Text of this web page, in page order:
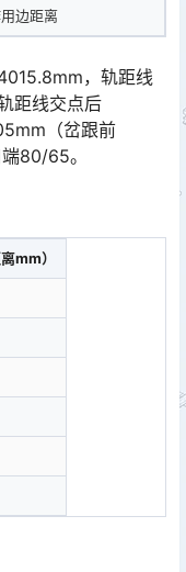
边距离
，轨距线
距线交点后
（岔跟前
80/65。󠅅󠅃󠄵󠅂󠄪󠇖󠆨󠆨󠇕󠆞󠆒󠅬󠇘󠆭󠆘󠇙󠆝󠅵󠇗󠆭󠆁󠄐󠇗󠅹󠅸󠇖󠆍󠅳󠇖󠅹󠅰󠇖󠆌󠅹
mm）